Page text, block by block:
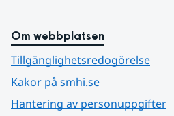
Om webbplatsen
Tillgänglighetsredogörelse
Kakor på smhi.se
Hantering av personuppgifter